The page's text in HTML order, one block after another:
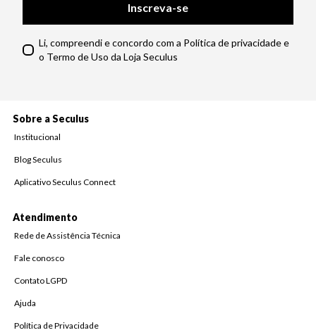
Inscreva-se
Li, compreendi e concordo com a Política de privacidade e
o Termo de Uso da Loja Seculus
Sobre a Seculus
Institucional
Blog Seculus
Aplicativo Seculus Connect
Atendimento
Rede de Assistência Técnica
Fale conosco
Contato LGPD
Ajuda
Política de Privacidade